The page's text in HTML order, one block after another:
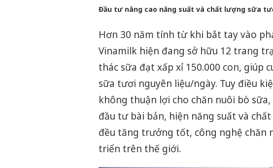
Đầu tư nâng cao năng suất và chất lượng sữa
Hơn 30 năm tính từ khi bắt tay vào
Vinamilk hiện đang sở hữu 12 trang
thác sữa đạt xấp xỉ 150.000 con, giúp
sữa tươi nguyên liệu/ngày. Tuy điều
không thuận lợi cho chăn nuôi bò
đầu tư bài bản, hiện năng suất và
đều tăng trưởng tốt, công nghệ chăn
triển trên thế giới.